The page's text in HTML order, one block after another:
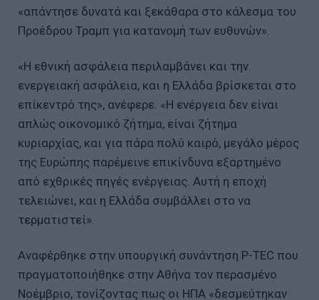
«απάντησε δυνατά και ξεκάθαρα στο κάλεσμα του
Προέδρου Τραμπ για κατανομή των ευθυνών».
«Η εθνική ασφάλεια περιλαμβάνει και την
ενεργειακή ασφάλεια, και η Ελλάδα βρίσκεται στο
επίκεντρό της», ανέφερε. «Η ενέργεια δεν είναι
απλώς οικονομικό ζήτημα, είναι ζήτημα
κυριαρχίας, και για πάρα πολύ καιρό, μεγάλο μέρος
της Ευρώπης παρέμεινε επικίνδυνα εξαρτημένο
από εχθρικές πηγές ενέργειας. Αυτή η εποχή
τελειώνει, και η Ελλάδα συμβάλλει στο να
τερματιστεί».
Αναφέρθηκε στην υπουργική συνάντηση P-TEC που
πραγματοποιήθηκε στην Αθήνα τον περασμένο
Νοέμβριο, τονίζοντας πως οι ΗΠΑ «δεσμεύτηκαν